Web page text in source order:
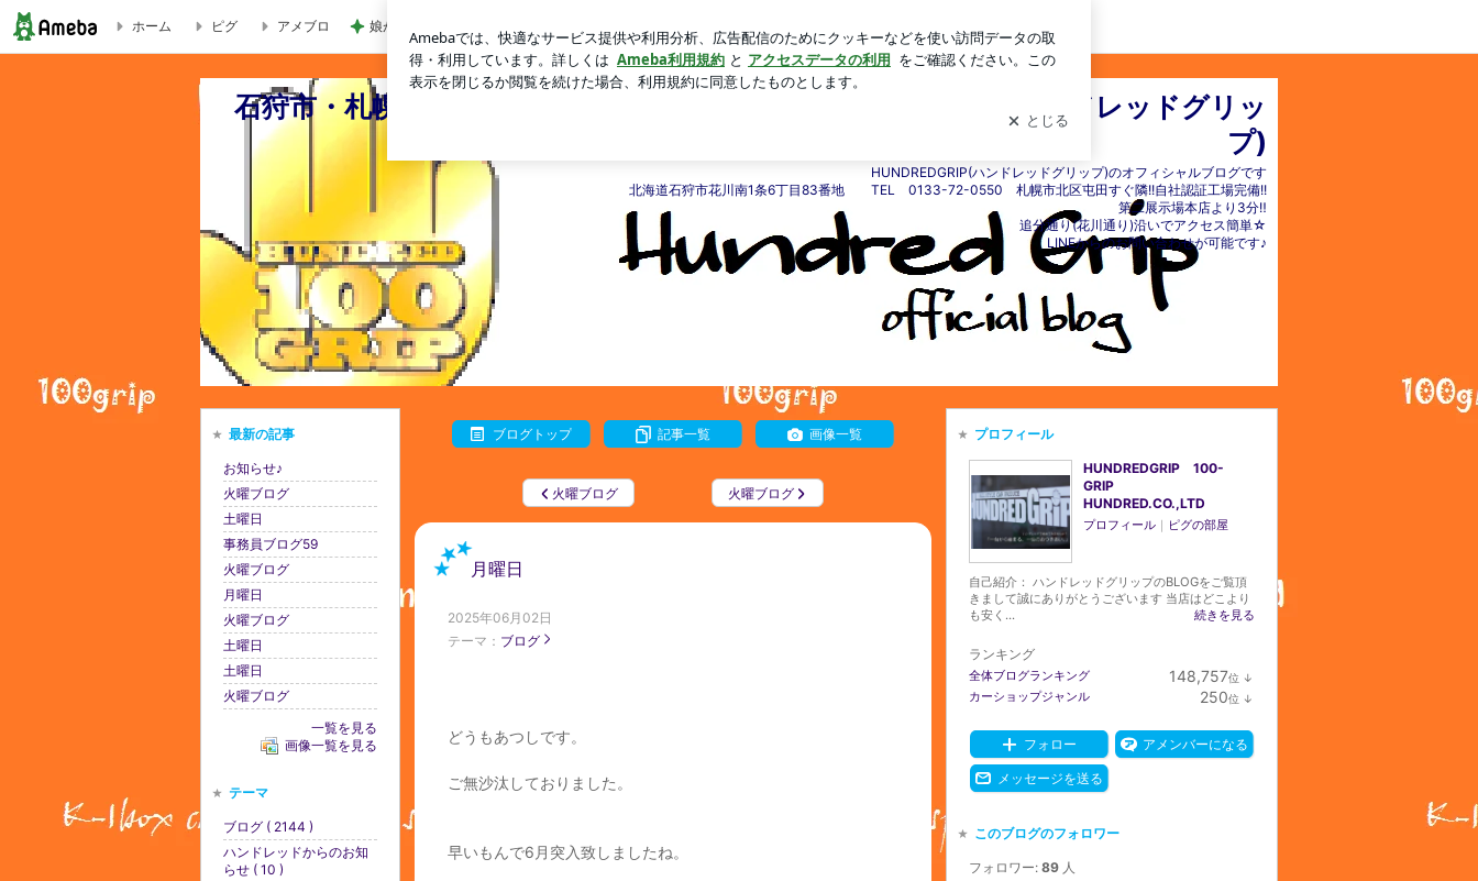
月曜日 | 石狩市・札幌市北区 安心♪頼れる車屋さん♪ HUNDREDGRIP(ハンドレッドグリップ)
ホーム ピグ アメブロ 娘が小さい時に重宝したフック ログイン
石狩市・札幌市北区 安心♪頼れる車屋さん♪ HUNDREDGRIP(ハンドレッドグリッ
プ)
HUNDREDGRIP(ハンドレッドグリップ)のオフィシャルブログです
北海道石狩市花川南1条6丁目83番地 TEL 0133-72-0550 札幌市北区屯田すぐ隣!!自社認証工場完備!!
第二展示場本店より3分‼️
追分通り(花川通り)沿いでアクセス簡単☆
LINEからのお問い合わせが可能です♪
ブログトップ 記事一覧 画像一覧
火曜ブログ 火曜ブログ
月曜日
2025年06月02日
テーマ： ブログ
どうもあつしです。
ご無沙汰しておりました。
早いもんで6月突入致しましたね。
プロフィール
HUNDREDGRIP 100-
GRIP
HUNDRED.CO.,LTD
プロフィール ｜ ピグの部屋
自己紹介： ハンドレッドグリップのBLOGをご覧頂
きまして誠にありがとうございます 当店はどこより
も安く...
続きを見る
ランキング
全体ブログランキング 148,757位 ↓
カーショップジャンル 250位 ↓
フォロー アメンバーになる
メッセージを送る
このブログのフォロワー
フォロワー: 89 人
最新の記事
お知らせ♪
火曜ブログ
土曜日
事務員ブログ59
火曜ブログ
月曜日
火曜ブログ
土曜日
土曜日
火曜ブログ
一覧を見る
画像一覧を見る
テーマ
ブログ ( 2144 )
ハンドレッドからのお知
らせ ( 10 )